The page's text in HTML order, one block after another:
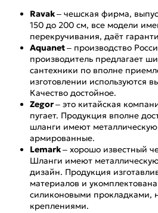
Ravak– чешская фирма,
150 до 200 см, все модели
перекручивания, даёт
Aquanet– производство
производитель предлагает
сантехники по вполне
изготовлении используются
Качество достойное.
Zegor– это китайская
пугает. Продукция вполне
шланги имеют
армированные.
Lemark– хорошо известный
Шланги имеют
дизайн. Продукция
материалов и
силиконовыми прокладками,
креплениями.